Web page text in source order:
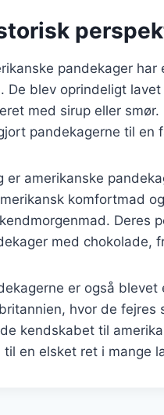
pandekager
De blev oprindeligt
med sirup eller
pandekagerne til en
er amerikanske
komfortmad
Deres
med chokolade,
er også
hvor de
kendskabet til
til en elsket ret i mange